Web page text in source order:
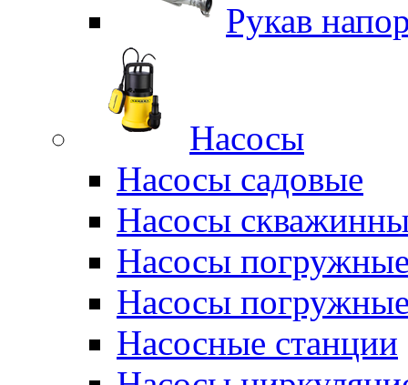
Рукав
Насосы
Насосы садовые
Насосы
Насосы
Насосы
Насосные станции